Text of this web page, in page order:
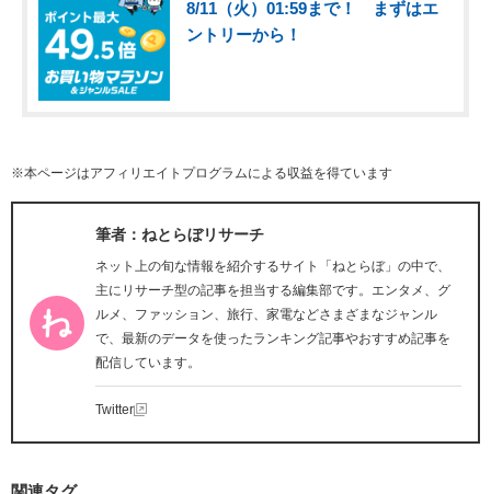
8/11（火）01:59まで！ まずはエ
ントリーから！
※本ページはアフィリエイトプログラムによる収益を得ています
筆者：ねとらぼリサーチ
ネット上の旬な情報を紹介するサイト「ねとらぼ」の中で、
主にリサーチ型の記事を担当する編集部です。エンタメ、グ
ルメ、ファッション、旅行、家電などさまざまなジャンル
で、最新のデータを使ったランキング記事やおすすめ記事を
配信しています。
Twitter